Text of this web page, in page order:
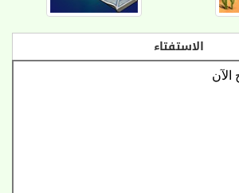
الاستفتاء